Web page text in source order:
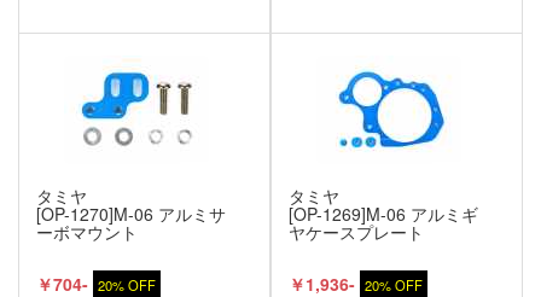
タミヤ
[OP-1270]M-06 アルミサ
ーボマウント
￥704- 20% OFF
タミヤ
[OP-1269]M-06 アルミギ
ヤケースプレート
￥1,936- 20% OFF